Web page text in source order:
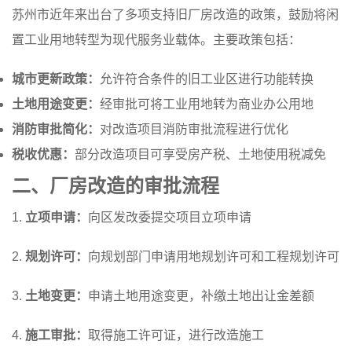
苏州市近年来出台了多项支持旧厂房改造的政策，鼓励将闲
置工业用地转型为现代服务业载体。主要政策包括：
城市更新政策：
允许符合条件的旧工业区进行功能转换
土地用途变更： 经审批可将工业用地转为商业办公用地
消防审批简化： 对改造项目消防审批流程进行优化
税收优惠： 部分改造项目可享受房产税、土地使用税减免
二、厂房改造的审批流程
1. 立项申请： 向区发改委提交项目立项申请
2. 规划许可： 向规划部门申请用地规划许可和工程规划许可
3. 土地变更： 申请土地用途变更，补缴土地出让金差额
4. 施工审批： 取得施工许可证，进行改造施工